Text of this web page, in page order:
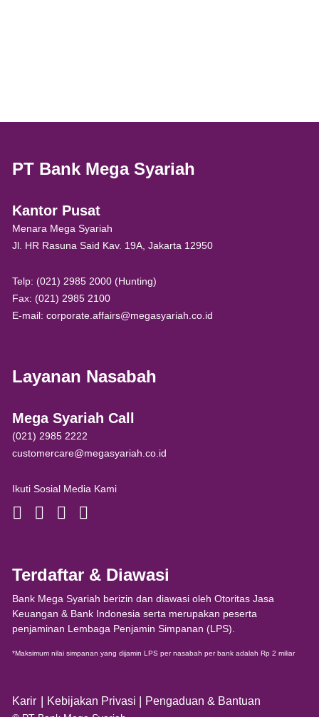
PT Bank Mega Syariah
Kantor Pusat
Menara Mega Syariah
Jl. HR Rasuna Said Kav. 19A, Jakarta 12950
Telp: (021) 2985 2000 (Hunting)
Fax: (021) 2985 2100
E-mail: corporate.affairs@megasyariah.co.id
Layanan Nasabah
Mega Syariah Call
(021) 2985 2222
customercare@megasyariah.co.id
Ikuti Sosial Media Kami
Terdaftar & Diawasi
Bank Mega Syariah berizin dan diawasi oleh Otoritas Jasa
Keuangan & Bank Indonesia serta merupakan peserta
penjaminan Lembaga Penjamin Simpanan (LPS).
*Maksimum nilai simpanan yang dijamin LPS per nasabah per bank adalah Rp 2 miliar
Karir | Kebijakan Privasi | Pengaduan & Bantuan